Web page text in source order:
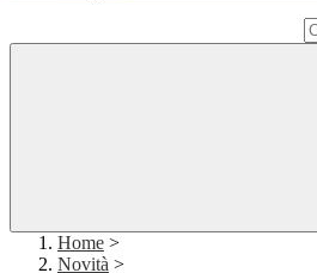
Home >
Novità >